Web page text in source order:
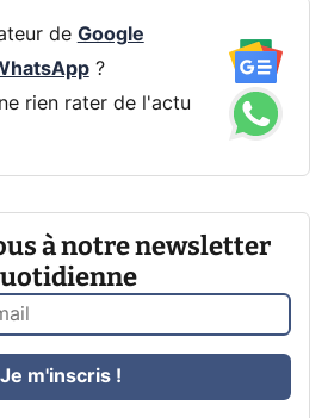
de Google
?
rien rater de l'actu
à notre newsletter
Je m'inscris !